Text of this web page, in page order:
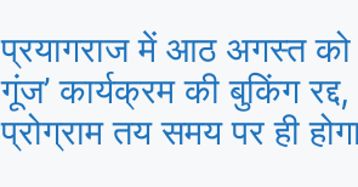
प्रयागराज में आठ अगस्त को
गूंज’ कार्यक्रम की बुकिंग
प्रोग्राम तय समय पर ही